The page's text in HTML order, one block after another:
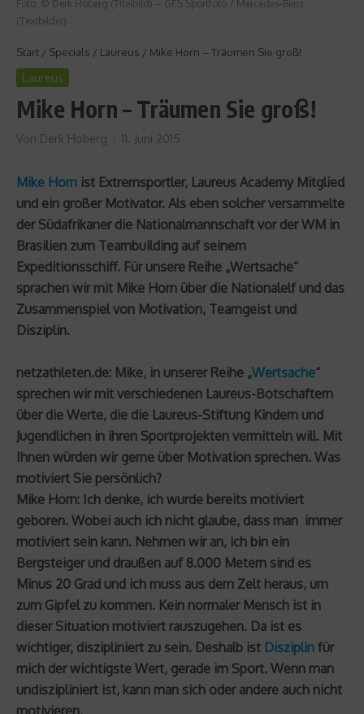
Foto: © Derk Hoberg (Titelbild) -- GES Sportfoto / Mercedes-Benz
(Textbilder)
Start / Specials / Laureus / Mike Horn – Träumen Sie groß!
Laureus
Mike Horn – Träumen Sie groß!
Von Derk Hoberg 11. Juni 2015
Mike Horn ist Extremsportler, Laureus Academy Mitglied
und ein großer Motivator. Als eben solcher versammelte
der Südafrikaner die Nationalmannschaft vor der WM in
Brasilien zum Teambuilding auf seinem
Expeditionsschiff. Für unsere Reihe „Wertsache“
sprachen wir mit Mike Horn über die Nationalelf und das
Zusammenspiel von Motivation, Teamgeist und
Disziplin.
netzathleten.de: Mike, in unserer Reihe „Wertsache“
sprechen wir mit verschiedenen Laureus-Botschaftern
über die Werte, die die Laureus-Stiftung Kindern und
Jugendlichen in ihren Sportprojekten vermitteln will. Mit
Ihnen würden wir gerne über Motivation sprechen. Was
motiviert Sie persönlich?
Mike Horn: Ich denke, ich wurde bereits motiviert
geboren. Wobei auch ich nicht glaube, dass man immer
motiviert sein kann. Nehmen wir an, ich bin ein
Bergsteiger und draußen auf 8.000 Metern sind es
Minus 20 Grad und ich muss aus dem Zelt heraus, um
zum Gipfel zu kommen. Kein normaler Mensch ist in
dieser Situation motiviert rauszugehen. Da ist es
wichtiger, diszipliniert zu sein. Deshalb ist Disziplin für
mich der wichtigste Wert, gerade im Sport. Wenn man
undiszipliniert ist, kann man sich oder andere auch nicht